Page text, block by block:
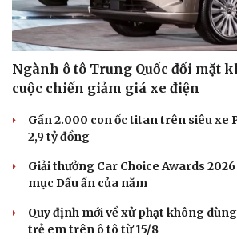
Ngành ô tô Trung Quốc đối mặt
cuộc chiến giảm giá xe điện
Gần 2.000 con ốc titan trên siêu xe
2,9 tỷ đồng
Giải thưởng Car Choice Awards
mục Dấu ấn của năm
Quy định mới về xử phạt không
trẻ em trên ô tô từ 15/8